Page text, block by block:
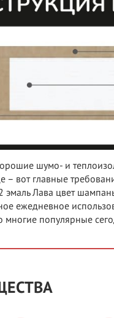
шумо- и
– вот главные
эмаль Лава цвет
ежедневное
многие популярные